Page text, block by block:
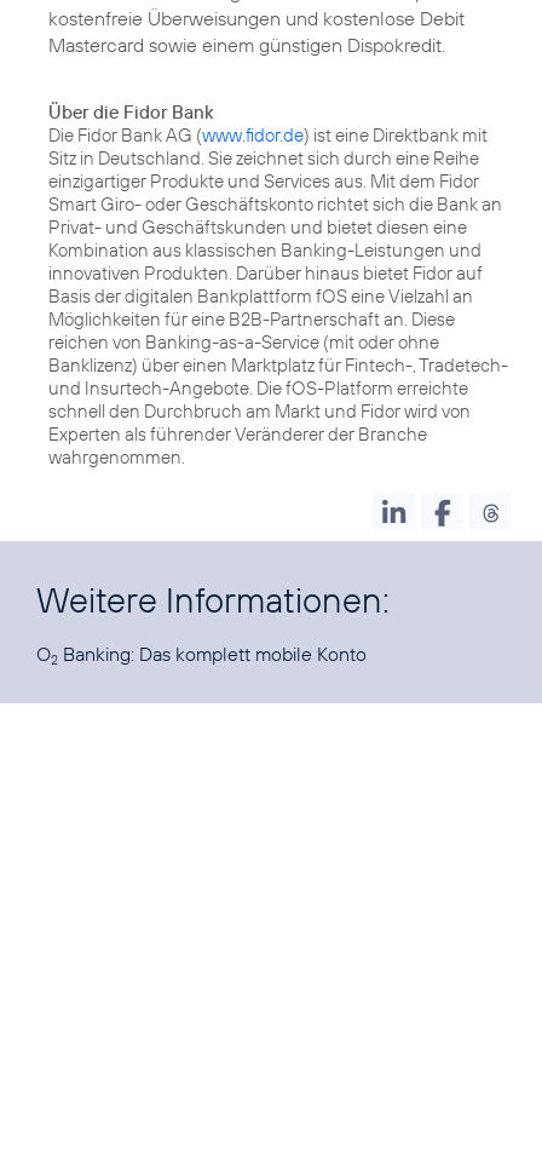
kostenfreie Überweisungen und kostenlose Debit
Mastercard sowie einem günstigen Dispokredit.
Über die Fidor Bank
Die Fidor Bank AG (www.fidor.de) ist eine Direktbank mit
Sitz in Deutschland. Sie zeichnet sich durch eine Reihe
einzigartiger Produkte und Services aus. Mit dem Fidor
Smart Giro- oder Geschäftskonto richtet sich die Bank an
Privat- und Geschäftskunden und bietet diesen eine
Kombination aus klassischen Banking-Leistungen und
innovativen Produkten. Darüber hinaus bietet Fidor auf
Basis der digitalen Bankplattform fOS eine Vielzahl an
Möglichkeiten für eine B2B-Partnerschaft an. Diese
reichen von Banking-as-a-Service (mit oder ohne
Banklizenz) über einen Marktplatz für Fintech-, Tradetech-
und Insurtech-Angebote. Die fOS-Platform erreichte
schnell den Durchbruch am Markt und Fidor wird von
Experten als führender Veränderer der Branche
wahrgenommen.
Weitere Informationen:
O2 Banking: Das komplett mobile Konto